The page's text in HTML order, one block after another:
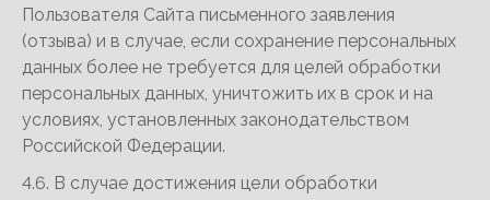
Пользователя Сайта письменного заявления
(отзыва) и в случае, если сохранение персональных
данных более не требуется для целей обработки
персональных данных, уничтожить их в срок и на
условиях, установленных законодательством
Российской Федерации.
4.6. В случае достижения цели обработки